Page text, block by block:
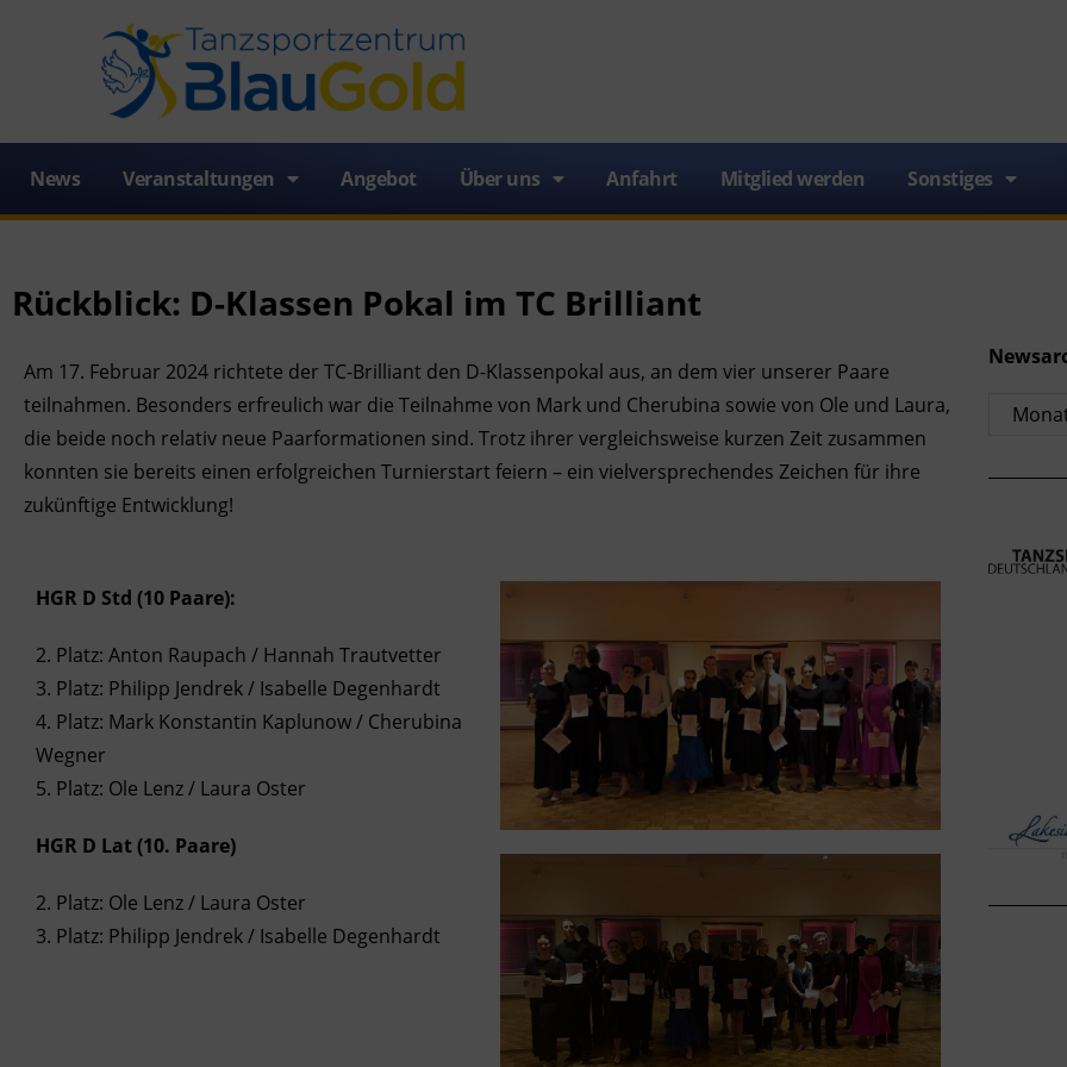
News Veranstaltungen Angebot Über uns Anfahrt Mitglied werden Sonstiges
Rückblick: D-Klassen Pokal im TC Brilliant
Am 17. Februar 2024 richtete der TC-Brilliant den D-Klassenpokal aus, an dem vier unserer Paare
teilnahmen. Besonders erfreulich war die Teilnahme von Mark und Cherubina sowie von Ole und Laura,
die beide noch relativ neue Paarformationen sind. Trotz ihrer vergleichsweise kurzen Zeit zusammen
konnten sie bereits einen erfolgreichen Turnierstart feiern – ein vielversprechendes Zeichen für ihre
zukünftige Entwicklung!
HGR D Std (10 Paare):
2. Platz: Anton Raupach / Hannah Trautvetter
3. Platz: Philipp Jendrek / Isabelle Degenhardt
4. Platz: Mark Konstantin Kaplunow / Cherubina
Wegner
5. Platz: Ole Lenz / Laura Oster
HGR D Lat (10. Paare)
2. Platz: Ole Lenz / Laura Oster
3. Platz: Philipp Jendrek / Isabelle Degenhardt